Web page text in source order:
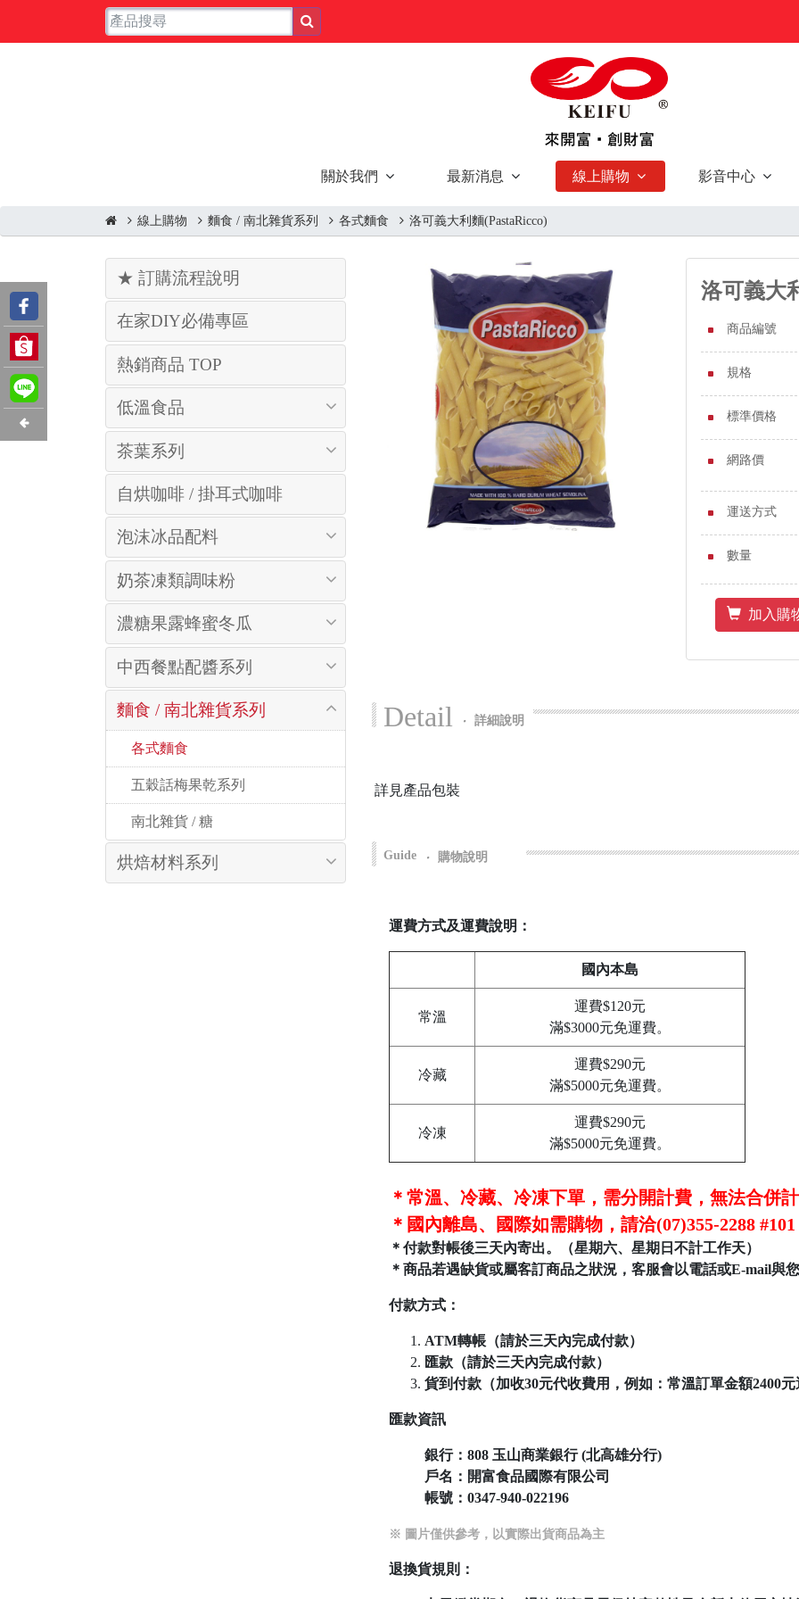
關於我們 最新消息 線上購物 影音中心
線上購物 麵食 / 南北雜貨系列 各式麵食 洛可義大利麵(PastaRicco)
★ 訂購流程說明
在家DIY必備專區
熱銷商品 TOP
低溫食品
茶葉系列
自烘咖啡 / 掛耳式咖啡
泡沫冰品配料
奶茶凍類調味粉
濃糖果露蜂蜜冬瓜
中西餐點配醬系列
麵食 / 南北雜貨系列
各式麵食
五穀話梅果乾系列
南北雜貨 / 糖
烘焙材料系列
洛可義大
商品編號
規格
標準價格
網路價
運送方式
數量
加入購
Detail ‧ 詳細說明
詳見產品包裝
Guide ‧ 購物說明
運費方式及運費說明：
國內本島
常溫
運費$120元
滿$3000元免運費。
冷藏
運費$290元
滿$5000元免運費。
冷凍
運費$290元
滿$5000元免運費。
＊常溫、冷藏、冷凍下單，需分開計費，無法合併
＊國內離島、國際如需購物，請洽(07)355-2288
＊付款對帳後三天內寄出。（星期六、星期日不計工作天）
＊商品若遇缺貨或屬客訂商品之狀況，客服會以電話或E-mail與
付款方式：
ATM轉帳（請於三天內完成付款）
匯款（請於三天內完成付款）
貨到付款（加收30元代收費用，例如：常溫訂單金額2400元
匯款資訊
銀行：808 玉山商業銀行 (北高雄分行)
戶名：開富食品國際有限公司
帳號： 0347-940-022196
※ 圖片僅供參考，以實際出貨商品為主
退換貨規則：